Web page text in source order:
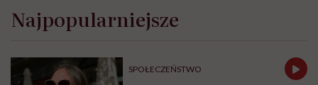
Najpopularniejsze
SPOŁECZEŃSTWO